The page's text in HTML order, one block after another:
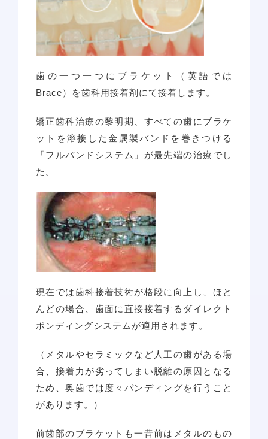
歯の一つ一つにブラケット（英語では
Brace）を歯科用接着剤にて接着します。
矯正歯科治療の黎明期、すべての歯にブラケ
ットを溶接した金属製バンドを巻きつける
「フルバンドシステム」が最先端の治療でし
た。
現在では歯科接着技術が格段に向上し、ほと
んどの場合、歯面に直接接着するダイレクト
ボンディングシステムが適用されます。
（メタルやセラミックなど人工の歯がある場
合、接着力が劣ってしまい脱離の原因となる
ため、奥歯では度々バンディングを行うこと
があります。）
前歯部のブラケットも一昔前はメタルのもの